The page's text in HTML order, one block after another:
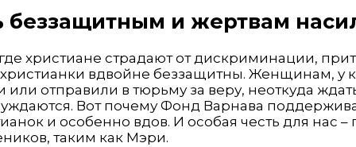
и жертвам
христиане страдают от дискриминации,
вдвойне беззащитны. Женщинам, у
или отправили в тюрьму за веру, неоткуда
Вот почему Фонд Варнава
и особенно вдов. И особая честь для нас –
таким как Мэри.